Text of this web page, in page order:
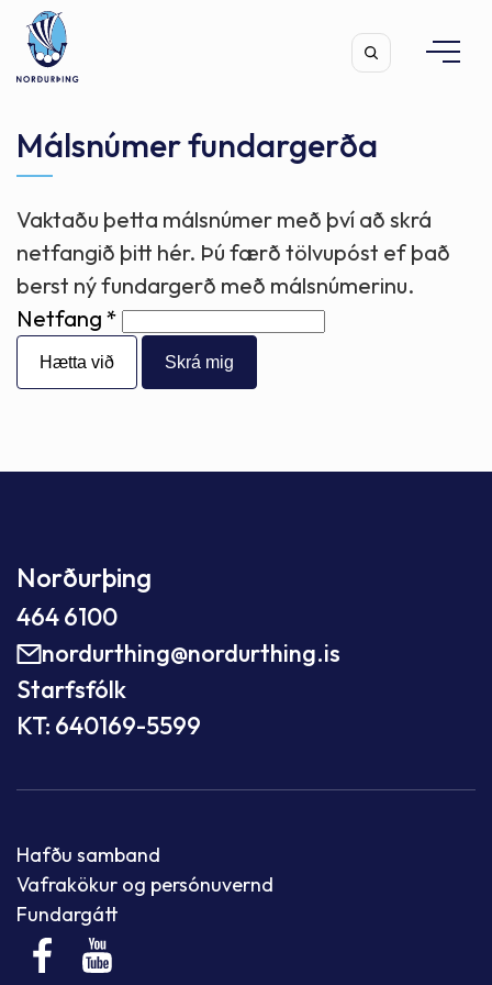
Leita
Málsnúmer fundargerða
Vaktaðu þetta málsnúmer með því að skrá
netfangið þitt hér. Þú færð tölvupóst ef það
berst ný fundargerð með málsnúmerinu.
Netfang
Hætta við
Norðurþing
464 6100
nordurthing@nordurthing.is
Starfsfólk
KT: 640169-5599
Hafðu samband
Vafrakökur og persónuvernd
Fundargátt